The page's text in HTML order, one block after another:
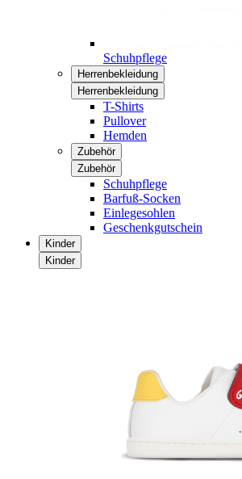
Schuhpflege
Herrenbekleidung
Herrenbekleidung
T-Shirts
Pullover
Hemden
Zubehör
Zubehör
Schuhpflege
Barfuß-Socken
Einlegesohlen
Geschenkgutschein
Kinder
Kinder